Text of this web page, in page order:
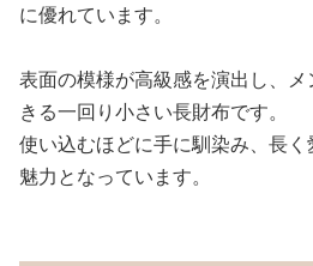
に優れています。
表面の模様が高級感を演出し、
きる一回り小さい長財布です。
使い込むほどに手に馴染み、長
魅力となっています。